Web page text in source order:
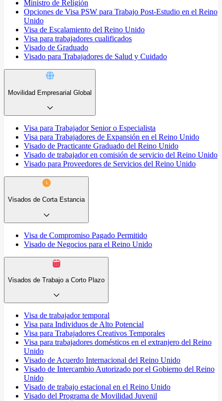
Ministro de Religión
Opciones de Visa PSW para Trabajo Post-Estudio en el Reino
Unido
Visa de Escalamiento del Reino Unido
Visa para trabajadores cualificados
Visado de Graduado
Visado para Trabajadores de Salud y Cuidado
Movilidad Empresarial Global
Visa para Trabajador Senior o Especialista
Visa para Trabajadores de Expansión en el Reino Unido
Visado de Practicante Graduado del Reino Unido
Visado de trabajador en comisión de servicio del Reino Unido
Visado para Proveedores de Servicios del Reino Unido
Visados de Corta Estancia
Visa de Compromiso Pagado Permitido
Visado de Negocios para el Reino Unido
Visados de Trabajo a Corto Plazo
Visa de trabajador temporal
Visa para Individuos de Alto Potencial
Visa para Trabajadores Creativos Temporales
Visa para trabajadores domésticos en el extranjero del Reino
Unido
Visado de Acuerdo Internacional del Reino Unido
Visado de Intercambio Autorizado por el Gobierno del Reino
Unido
Visado de trabajo estacional en el Reino Unido
Visado del Programa de Movilidad Juvenil